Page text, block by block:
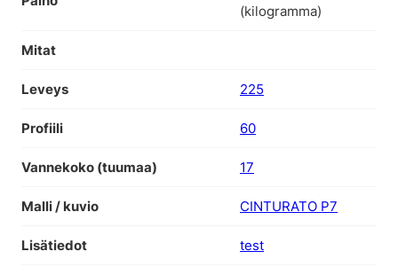
(kilogramma)
Mitat
Leveys 225
Profiili 60
Vannekoko (tuumaa) 17
Malli / kuvio CINTURATO P7
Lisätiedot test